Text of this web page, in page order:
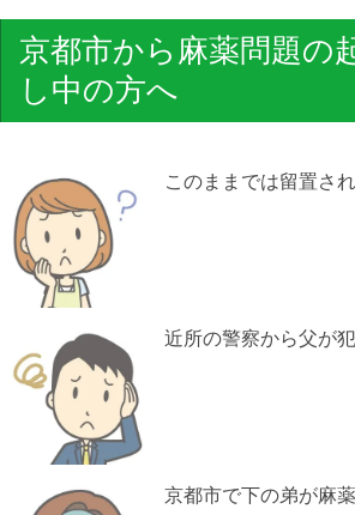
京都市から麻薬問題の
し中の方へ
このままでは留置さ
近所の警察から父が
京都市で下の弟が麻